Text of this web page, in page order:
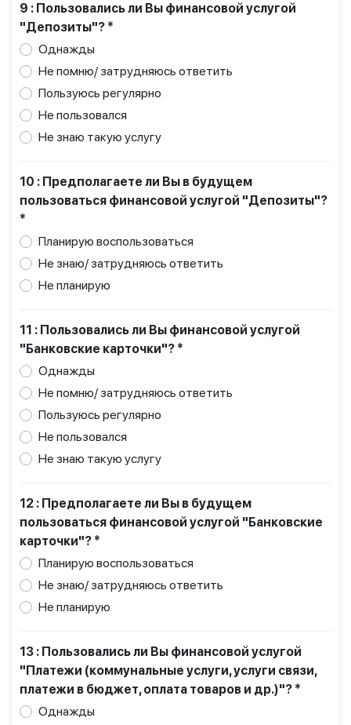
9 : Пользовались ли Вы финансовой услугой
"Депозиты"? *
Однажды
Не помню/ затрудняюсь ответить
Пользуюсь регулярно
Не пользовался
Не знаю такую услугу
10 : Предполагаете ли Вы в будущем
пользоваться финансовой услугой "Депозиты"?
*
Планирую воспользоваться
Не знаю/ затрудняюсь ответить
Не планирую
11 : Пользовались ли Вы финансовой услугой
"Банковские карточки"? *
Однажды
Не помню/ затрудняюсь ответить
Пользуюсь регулярно
Не пользовался
Не знаю такую услугу
12 : Предполагаете ли Вы в будущем
пользоваться финансовой услугой "Банковские
карточки"? *
Планирую воспользоваться
Не знаю/ затрудняюсь ответить
Не планирую
13 : Пользовались ли Вы финансовой услугой
"Платежи (коммунальные услуги, услуги связи,
платежи в бюджет, оплата товаров и др.)"? *
Однажды